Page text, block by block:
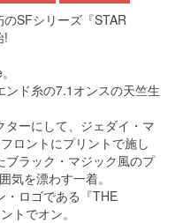
SFシリーズ『STAR
!
ド糸の7.1オンスの天竺生
ーにして、ジェダイ・マ
ロントにプリントで施し
ブラック・マジック風のプ
気を漂わす一着。
・ロゴである『THE
トでオン。